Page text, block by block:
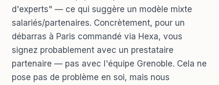
d'experts" — ce qui suggère un modèle mixte
salariés/partenaires. Concrètement, pour un
débarras à Paris commandé via Hexa, vous
signez probablement avec un prestataire
partenaire — pas avec l'équipe Grenoble. Cela ne
pose pas de problème en soi, mais nous